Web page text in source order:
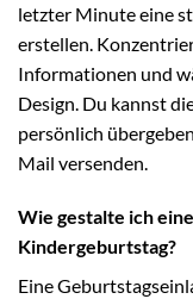
letzter Minute eine
erstellen.
Informationen und
Design. Du kannst
persönlich
Mail versenden.
Wie gestalte ich
Kindergeburtstag?
Eine